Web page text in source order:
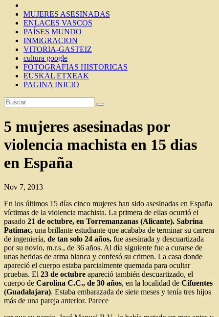
MUJERES ASESINADAS
ENLACES VASCOS
PAÍSES MUNDO
INMIGRACION
VITORIA-GASTEIZ
cultura google
FOTOGRAFIAS HISTORICAS
EUSKAL ETXEAK
PAGINA INICIO
5 mujeres asesinadas por
violencia machista en 15 dias
en España
Nov 7, 2013
En los últimos 15 días cinco mujeres han sido asesinadas en España
víctimas de la violencia machista. La primera de ellas ocurrió el
pasado 21 de octubre, en Torremanzanas (Alicante). Sabrina
Patimac, una brillante estudiante que acababa de terminar su carrera
de ingeniería, de tan solo 24 años, fue asesinada y descuartizada
por su novio, m.r.s., de 36 años. Al día siguiente fue a curarse de
unas heridas de arma blanca y confesó su crimen. La casa donde
apareció el cuerpo estaba parcialmente quemada para ocultar
pruebas. El 23 de octubre apareció también descuartizado, el
cuerpo de Carolina C.C., de 30 años, en la localidad de Cifuentes
(Guadalajara). Estaba embarazada de siete meses y tenía tres hijos
más de una pareja anterior. Parece